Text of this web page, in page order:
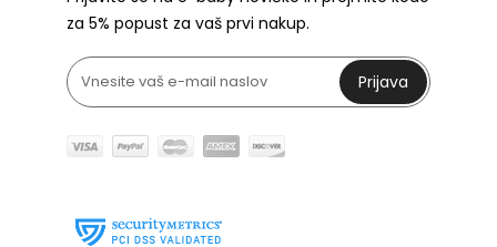
za 5% popust za vaš prvi nakup.
Prijava